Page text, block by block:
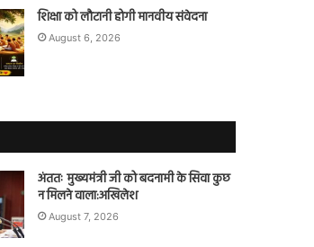
शिक्षा को लौटानी होगी मानवीय संवेदना
August 6, 2026
अंततः मुख्यमंत्री जी को बदनामी के सिवा कुछ
न मिलने वाला:अखिलेश
August 7, 2026